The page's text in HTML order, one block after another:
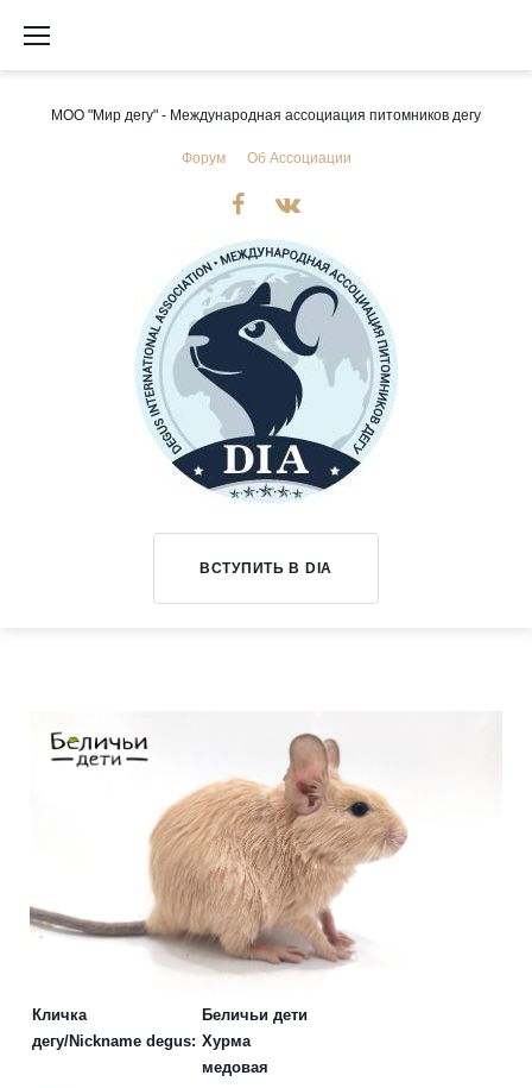
МОО "Мир дегу" - Международная ассоциация питомников дегу
Форум Об Ассоциации
Мы
в
Facebook
в
VK
ВСТУПИТЬ В DIA
Генетическая
база
Кличка
дегу/Nickname degus:
Беличьи дети
Хурма
медовая